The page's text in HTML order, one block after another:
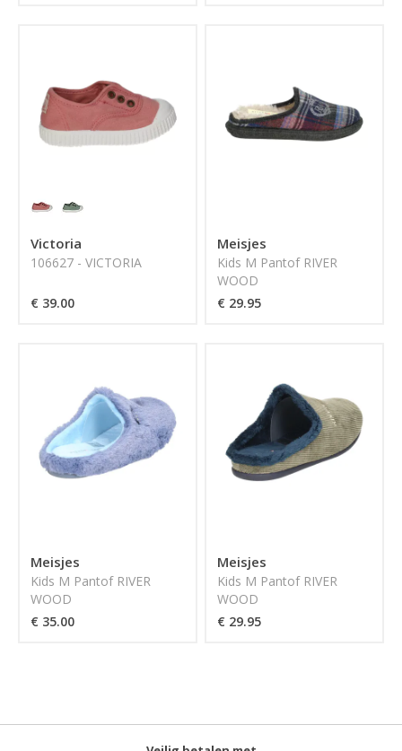
Victoria
106627 - VICTORIA
€ 39.00
Meisjes
Kids M Pantof RIVER
WOOD
€ 29.95
Meisjes
Kids M Pantof RIVER
WOOD
€ 35.00
Meisjes
Kids M Pantof RIVER
WOOD
€ 29.95